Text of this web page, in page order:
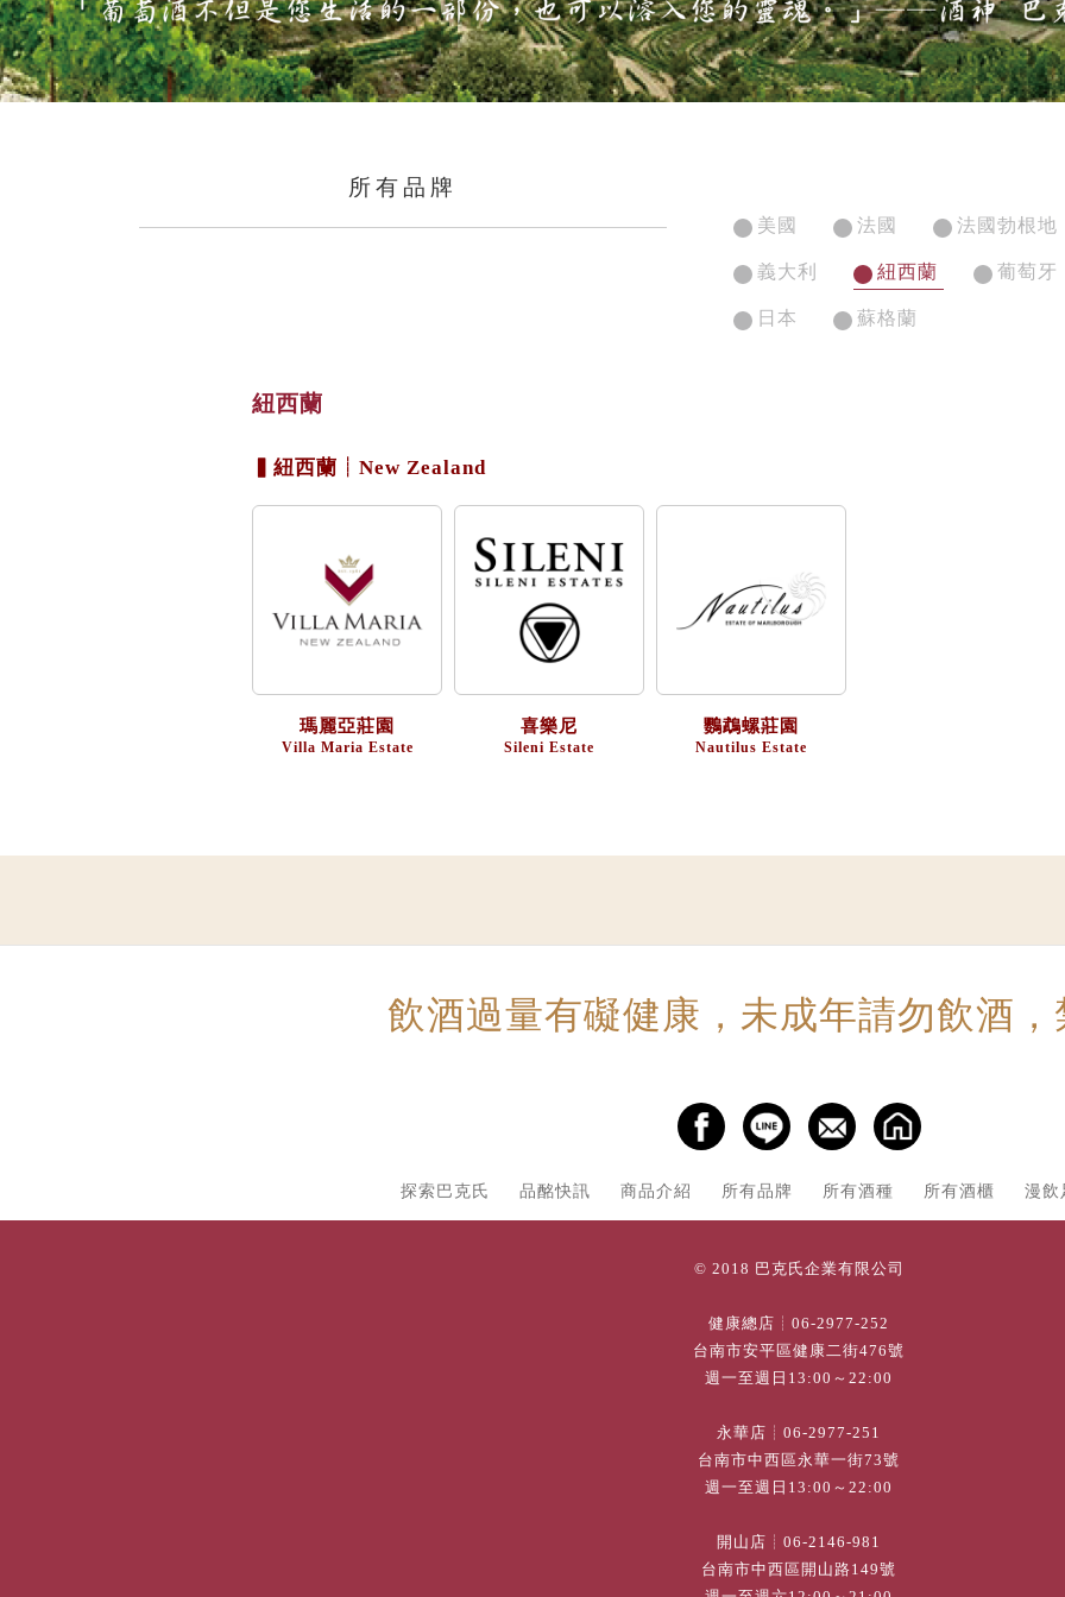
所有品牌
美國 法國 法國勃根地
義大利 紐西蘭 葡萄牙
日本 蘇格蘭
紐西蘭
▍紐西蘭┊New Zealand
瑪麗亞莊園
Villa Maria Estate
喜樂尼
Sileni Estate
鸚鵡螺莊園
Nautilus Estate
飲酒過量有礙健康，未成年請勿飲酒
探索巴克氏 品酩快訊 商品介紹 所有品牌 所有酒種 所有酒櫃 漫飲
© 2018 巴克氏企業有限公司
健康總店┊ 06-2977-252
台南市安平區健康二街476號
週一至週日13:00～22:00
永華店┊ 06-2977-251
台南市中西區永華一街73號
週一至週日13:00～22:00
開山店┊ 06-2146-981
台南市中西區開山路149號